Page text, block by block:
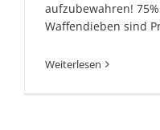
aufzubewahren!
Waffendieben sind
Weiterlesen